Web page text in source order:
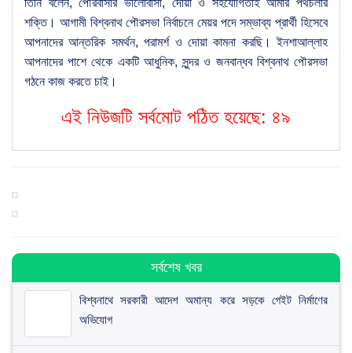
তিনি বলেন, পৌরবাসীর ভালোবাসা, দোয়া ও সহযোগিতাই আমার পথচলার
শক্তি। আগামী বিশ্বনাথ পৌরসভা নির্বাচনে মেয়র পদে সম্ভাব্য প্রার্থী হিসেবে
আপনাদের আন্তরিক সমর্থন, পরামর্শ ও দোয়া কামনা করছি। ইনশাআল্লাহ
আপনাদের পাশে থেকে একটি আধুনিক, সুন্দর ও জনবান্ধব বিশ্বনাথ পৌরসভা
গঠনে কাজ করতে চাই।
এই নিউজটি সর্বমোট পঠিত হয়েছে: ৪৯
সর্বশেষ খবর
বিশ্বনাথে সরকারী আদেশ অমান্য করে সড়কে গেইট নির্মাণের
অভিযোগ